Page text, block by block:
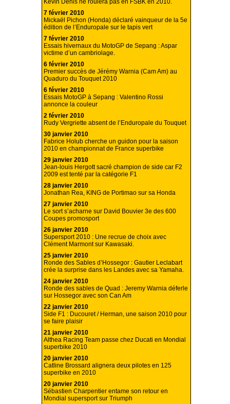
Kevin Denis ne roulera pas en FSBK en 2010.
7 février 2010
Mickaël Pichon (Honda) déclaré vainqueur de la 5e
édition de l’Enduropale sur le tapis vert
7 février 2010
Essais hivernaux du MotoGP de Sepang : Aspar
victime d’un cambriolage.
6 février 2010
Premier succès de Jérémy Warnia (Cam Am) au
Quaduro du Touquet 2010
6 février 2010
Essais MotoGP à Sepang : Valentino Rossi
annonce la couleur
2 février 2010
Rudy Vergriette absent de l’Enduropale du Touquet
30 janvier 2010
Fabrice Holub cherche un guidon pour la saison
2010 en championnat de France superbike
29 janvier 2010
Jean-louis Hergott sacré champion de side car F2
2009 est tenté par la catégorie F1
28 janvier 2010
Jonathan Rea, KING de Portimao sur sa Honda
27 janvier 2010
Le sort s’acharne sur David Bouvier 3e des 600
Coupes promosport
26 janvier 2010
Supersport 2010 : Une recrue de choix avec
Clément Marmont sur Kawasaki.
25 janvier 2010
Ronde des Sables d’Hossegor : Gautier Leclabart
crée la surprise dans les Landes avec sa Yamaha.
24 janvier 2010
Ronde des sables de Quad : Jeremy Warnia déferle
sur Hossegor avec son Can Am
22 janvier 2010
Side F1 : Ducouret / Herman, une saison 2010 pour
se faire plaisir
21 janvier 2010
Althea Racing Team passe chez Ducati en Mondial
superbike 2010
20 janvier 2010
Catline Brossard alignera deux pilotes en 125
superbike en 2010
20 janvier 2010
Sébastien Charpentier entame son retour en
Mondial supersport sur Triumph